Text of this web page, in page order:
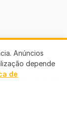
primeiro
em mídias
Anúncios
depende
de